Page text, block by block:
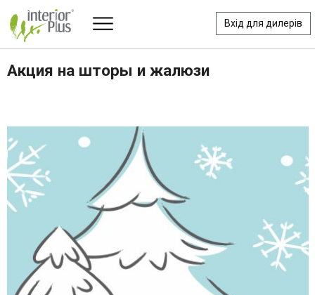
Вхід для дилерів
Акция на шторы и жалюзи